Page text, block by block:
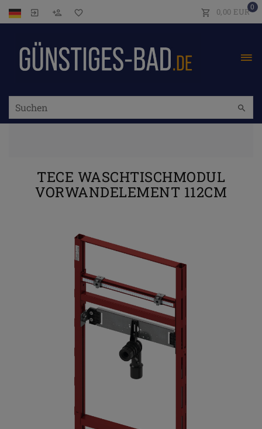
0
0,00 EUR
TECE WASCHTISCHMODUL
VORWANDELEMENT 112CM